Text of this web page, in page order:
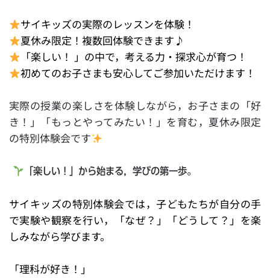
サイキッズの実際のレッスンを体験！
夏休み限定！複数回体験できます♪
「楽しい！ 」の中で，考える力・探求心が育つ！
初めてのお子さまも安心してご参加いただけます！
実際の授業の楽しさを体験しながら，お子さまの「好
き！」「もっとやってみたい！」を育む，夏休み限定
の特別体験会です
「楽しい！」から始まる，学びの第一歩。
サイキッズの特別体験会では，子どもたちが自分の手
で実験や観察を行い，「なぜ？」「どうして？」を楽
しみながら学びます。
「理科が好き！」